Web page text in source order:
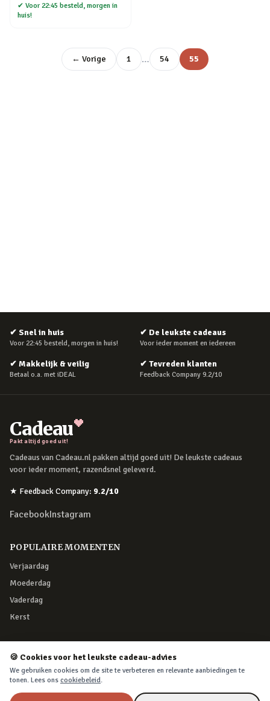
✔ Voor 22:45 besteld, morgen in
huis!
← Vorige 1 … 54 55
✔ Snel in huis
Voor 22:45 besteld, morgen in huis!
✔ De leukste cadeaus
Voor ieder moment en iedereen
✔ Makkelijk & veilig
Betaal o.a. met iDEAL
✔ Tevreden klanten
Feedback Company 9.2/10
Cadeau
Pakt altijd goed uit!
Cadeaus van Cadeau.nl pakken altijd goed uit! De leukste cadeaus
voor ieder moment, razendsnel geleverd.
★ Feedback Company: 9.2/10
FacebookInstagram
POPULAIRE MOMENTEN
Verjaardag
Moederdag
Vaderdag
Kerst
Klantenservice
Retourneren
🍪 Cookies voor het leukste cadeau-advies
We gebruiken cookies om de site te verbeteren en relevante aanbiedingen te
tonen. Lees ons cookiebeleid.